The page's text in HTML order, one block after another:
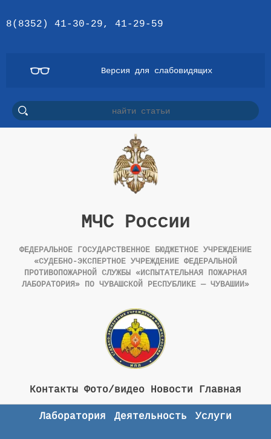
8(8352) 41-30-29, 41-29-59
Версия для слабовидящих
МЧС России
ФЕДЕРАЛЬНОЕ ГОСУДАРСТВЕННОЕ БЮДЖЕТНОЕ УЧРЕЖДЕНИЕ
«СУДЕБНО-ЭКСПЕРТНОЕ УЧРЕЖДЕНИЕ ФЕДЕРАЛЬНОЙ
ПРОТИВОПОЖАРНОЙ СЛУЖБЫ «ИСПЫТАТЕЛЬНАЯ ПОЖАРНАЯ
ЛАБОРАТОРИЯ» ПО ЧУВАШСКОЙ РЕСПУБЛИКЕ — ЧУВАШИИ»
Контакты Фото/видео Новости Главная
Лаборатория Деятельность Услуги